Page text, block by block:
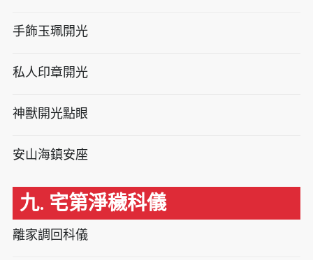
手飾玉珮開光
私人印章開光
神獸開光點眼
安山海鎮安座
九. 宅第淨穢科儀
離家調回科儀